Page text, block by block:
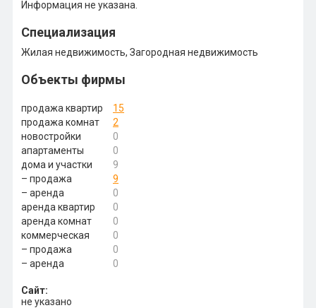
Информация не указана.
Специализация
Жилая недвижимость, Загородная недвижимость
Объекты фирмы
продажа квартир
15
продажа комнат
2
новостройки
0
апартаменты
0
дома и участки
9
– продажа
9
– аренда
0
аренда квартир
0
аренда комнат
0
коммерческая
0
– продажа
0
– аренда
0
Сайт:
не указано